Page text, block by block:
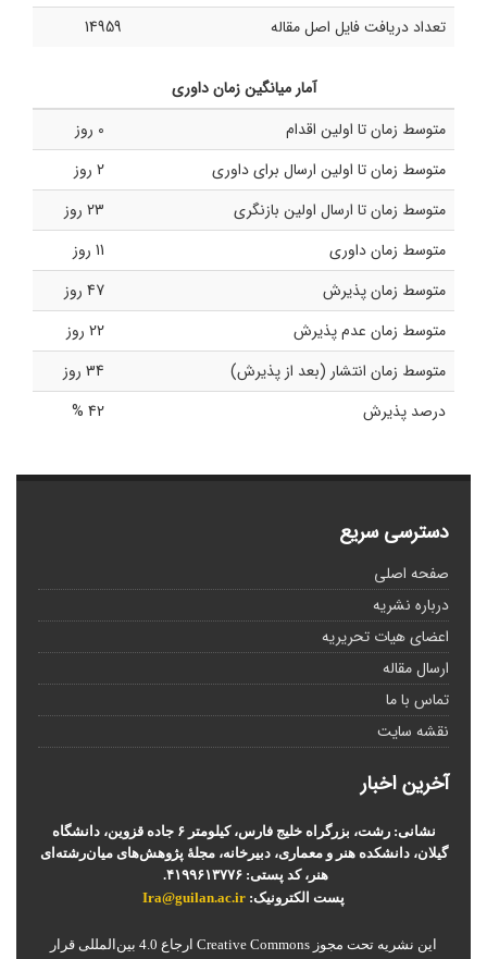
تعداد دریافت فایل اصل مقاله
14959
آمار میانگین زمان داوری
متوسط زمان تا اولین اقدام
0 روز
متوسط زمان تا اولین ارسال برای داوری
2 روز
متوسط زمان تا ارسال اولین بازنگری
23 روز
متوسط زمان داوری
11 روز
متوسط زمان پذیرش
47 روز
متوسط زمان عدم پذیرش
22 روز
متوسط زمان انتشار (بعد از پذیرش)
34 روز
درصد پذیرش
42 %
دسترسی سریع
صفحه اصلی
درباره نشریه
اعضای هیات تحریریه
ارسال مقاله
تماس با ما
نقشه سایت
آخرین اخبار
نشانی: رشت، بزرگراه خلیج فارس، کیلومتر ۶ جاده قزوین، دانشگاه
گیلان، دانشکده هنر و معماری، دبیرخانه، مجلۀ پژوهش‌های میان‌رشته‌ای
هنر، کد پستی: ۴۱۹۹۶۱۳۷۷۶.
پست الکترونیک: Ira@guilan.ac.ir
این نشریه تحت مجوز Creative Commons ارجاع 4.0 بین‌المللی قرار